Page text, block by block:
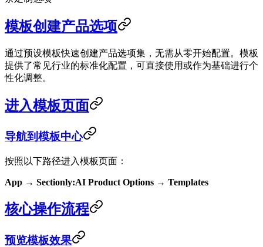
模板创建产品选项
通过预设模板快速创建产品选项集，无需从零开始配置。模板
提供了常见行业的标准化配置，可直接使用或作为基础进行个
性化调整。
进入模板页面
导航到模板中心
按照以下路径进入模板页面：
App → Sectionly:AI Product Options → Templates
核心操作流程
预览模板效果